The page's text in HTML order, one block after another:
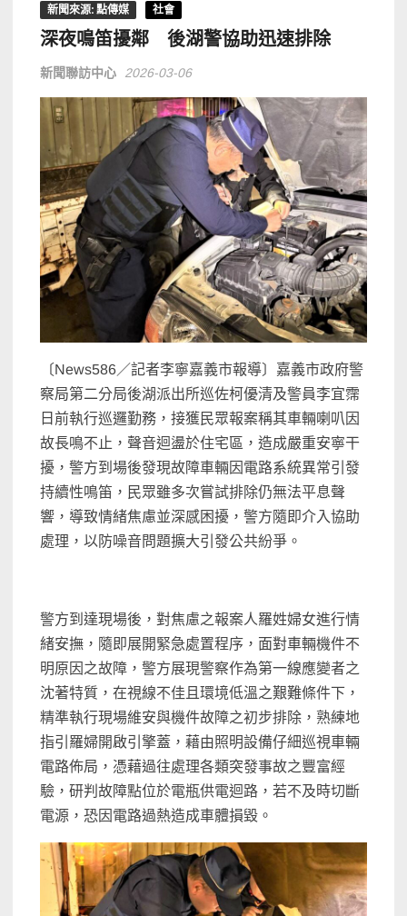
新聞來源: 點傳媒 社會
深夜鳴笛擾鄰 後湖警協助迅速排除
新聞聯訪中心 2026-03-06
〔News586／記者李寧嘉義市報導〕嘉義市政府警
察局第二分局後湖派出所巡佐柯優清及警員李宜霈
日前執行巡邏勤務，接獲民眾報案稱其車輛喇叭因
故長鳴不止，聲音迴盪於住宅區，造成嚴重安寧干
擾，警方到場後發現故障車輛因電路系統異常引發
持續性鳴笛，民眾雖多次嘗試排除仍無法平息聲
響，導致情緒焦慮並深感困擾，警方隨即介入協助
處理，以防噪音問題擴大引發公共紛爭。
警方到達現場後，對焦慮之報案人羅姓婦女進行情
緒安撫，隨即展開緊急處置程序，面對車輛機件不
明原因之故障，警方展現警察作為第一線應變者之
沈著特質，在視線不佳且環境低溫之艱難條件下，
精準執行現場維安與機件故障之初步排除，熟練地
指引羅婦開啟引擎蓋，藉由照明設備仔細巡視車輛
電路佈局，憑藉過往處理各類突發事故之豐富經
驗，研判故障點位於電瓶供電迴路，若不及時切斷
電源，恐因電路過熱造成車體損毀。